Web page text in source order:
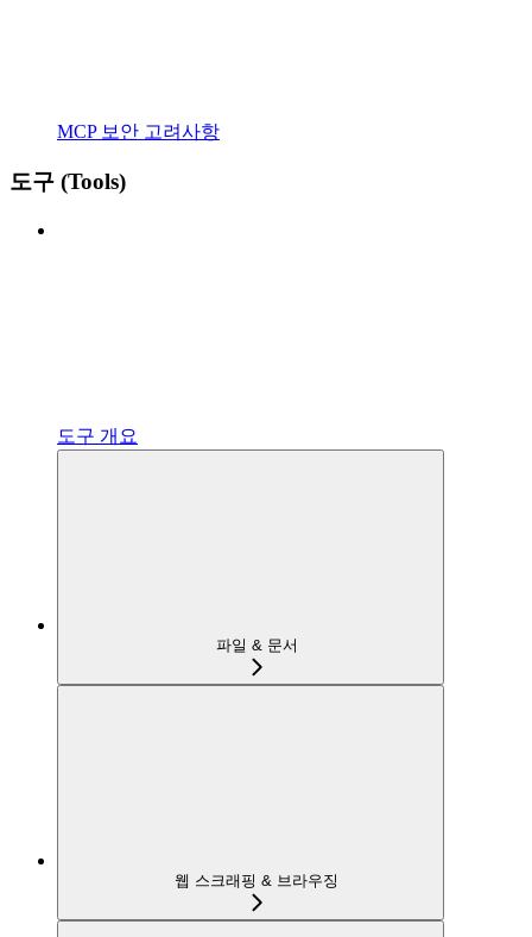
MCP 보안 고려사항
도구 (Tools)
도구 개요
파일 & 문서
웹 스크래핑 & 브라우징